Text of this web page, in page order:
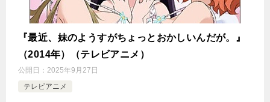
『最近、妹のようすがちょっとおかしいんだが。』
（2014年）（テレビアニメ）
公開日： 2025年9月27日
テレビアニメ